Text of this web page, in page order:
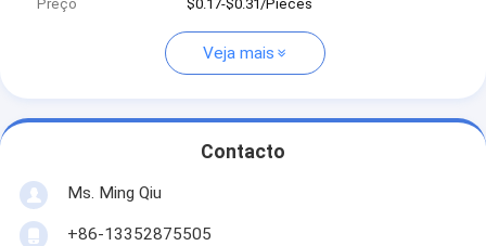
Preço
$0.17-$0.31/Pieces
Veja mais
Contacto
Ms. Ming Qiu
+86-13352875505